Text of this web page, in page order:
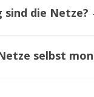
sind die Netze?
selbst